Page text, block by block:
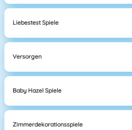
Liebestest Spiele
Versorgen
Baby Hazel Spiele
Zimmerdekorationsspiele